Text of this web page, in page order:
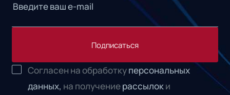
Подписаться
Согласен на обработкуперсональных
данных, на получениерассылоки